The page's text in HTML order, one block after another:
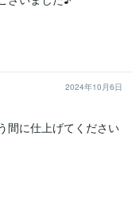
2024年10月6日
間に仕上げてください